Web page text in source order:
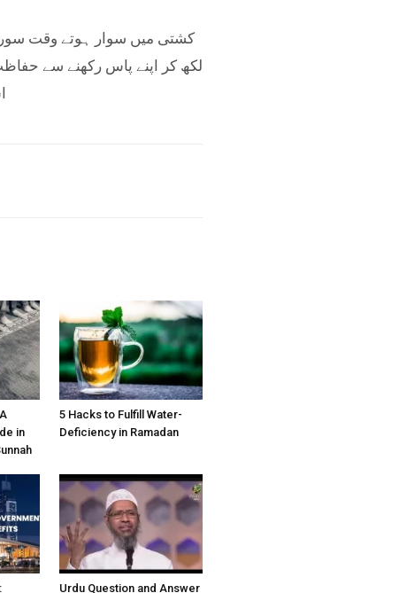
کشتی میں سوار ہوتے وقت
in
5 Hacks to Fulfill Water-
Deficiency in Ramadan
Urdu Question and Answer